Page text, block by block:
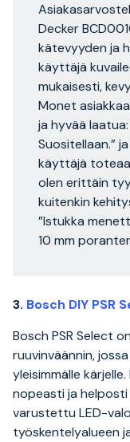
Decker
kätevyyden ja
käyttäjä
mukaisesti,
Monet
ja hyvää
Suositellaan.”
käyttäjä
olen erittäin
kuitenkin
”Istukka
10 mm
3. Bosch DIY PSR
Bosch PSR Select
ruuvinväännin,
yleisimmälle
nopeasti ja helposti
varustettu LED-
työskentelyalueen